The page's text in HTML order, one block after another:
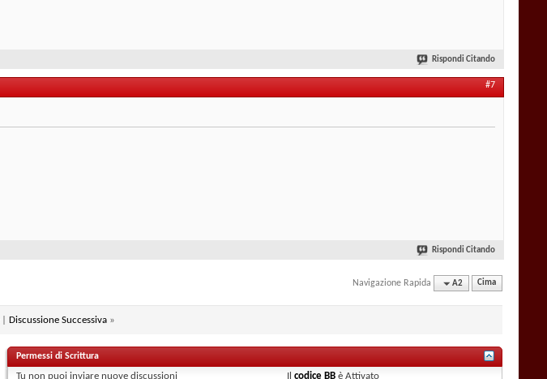
Rispondi Citando
#7
Rispondi Citando
Navigazione Rapida A2 Cima
Discussione Successiva »
Permessi di Scrittura
Tu non puoi inviare nuove discussioni Ilcodice BB èAttivato